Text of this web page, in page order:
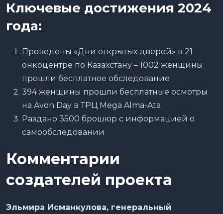
Ключевые достижения 2024
года:
Проведены «Дни открытых дверей» в 21
онкоцентре по Казахстану – 1002 женщины
прошли бесплатное обследование
394 женщины прошли бесплатные осмотры
на Avon Day в ТРЦ Mega Alma-Ata
Раздано 3500 брошюр с информацией о
самообследовании
Комментарии
создателей проекта
Эльмира Исманкулова, генеральный